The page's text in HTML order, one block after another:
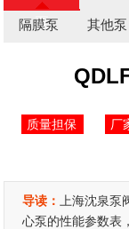
泵
隔膜泵 其他泵
质量担保 厂
导读：
上海沈泉
心泵的性能参数表